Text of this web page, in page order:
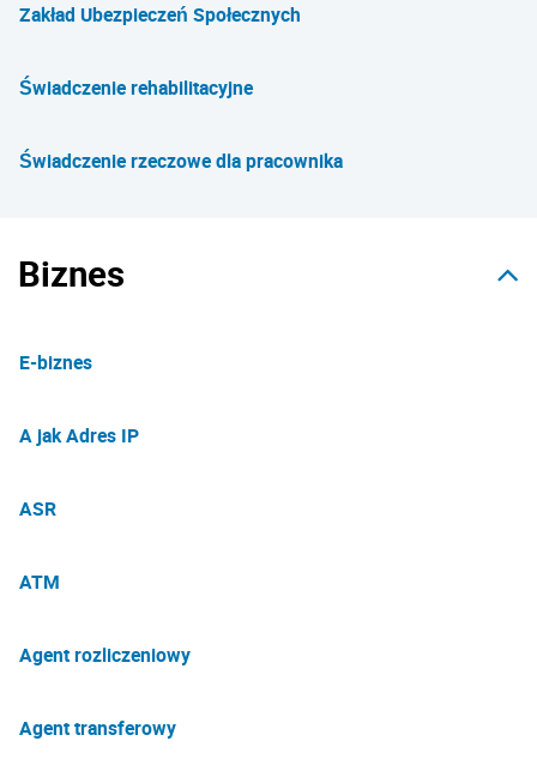
Zakład Ubezpieczeń Społecznych
Świadczenie rehabilitacyjne
Świadczenie rzeczowe dla pracownika
Biznes
E-biznes
A jak Adres IP
ASR
ATM
Agent rozliczeniowy
Agent transferowy